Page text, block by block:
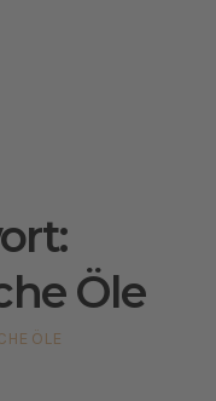
Öle
ÖLE